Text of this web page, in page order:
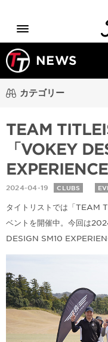
Menu
NEWS
カテゴリー
TEAM
「VOKEY
2024-04-19 CLUBS
タイトリストでは「TEAM
ベントを開催中。今回は
DESIGN SM10